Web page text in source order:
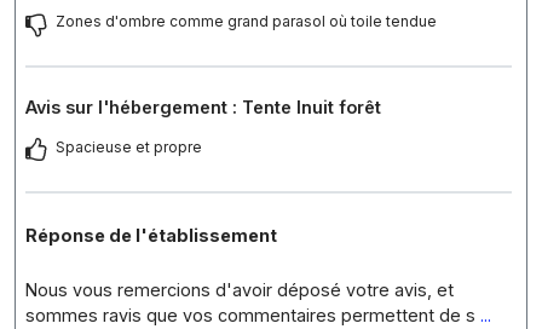
Zones d'ombre comme grand parasol où toile tendue
Avis sur l'hébergement : Tente Inuit forêt
Spacieuse et propre
Réponse de l'établissement
Nous vous remercions d'avoir déposé votre avis, et
sommes ravis que vos commentaires permettent de s ...